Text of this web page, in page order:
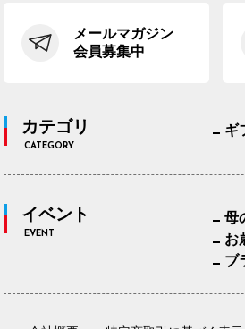
メールマガジン
会員募集中
カテゴリ
CATEGORY
ギ
イベント
EVENT
母
お
ブ